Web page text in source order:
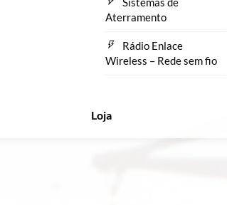
Aterramento
Rádio Enlace
Wireless – Rede sem fio
Loja